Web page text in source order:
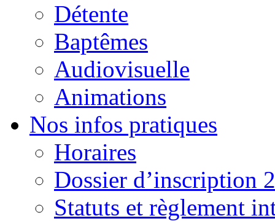
Détente
Baptêmes
Audiovisuelle
Animations
Nos infos pratiques
Horaires
Dossier d’inscription
Statuts et règlement